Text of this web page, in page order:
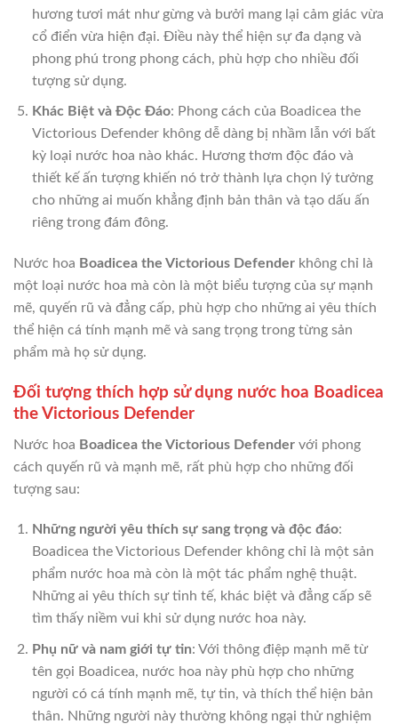
hương tươi mát như gừng và bưởi mang lại cảm giác vừa
cổ điển vừa hiện đại. Điều này thể hiện sự đa dạng và
phong phú trong phong cách, phù hợp cho nhiều đối
tượng sử dụng.
Khác Biệt và Độc Đáo: Phong cách của Boadicea the
Victorious Defender không dễ dàng bị nhầm lẫn với bất
kỳ loại nước hoa nào khác. Hương thơm độc đáo và
thiết kế ấn tượng khiến nó trở thành lựa chọn lý tưởng
cho những ai muốn khẳng định bản thân và tạo dấu ấn
riêng trong đám đông.
Nước hoa Boadicea the Victorious Defender không chỉ là
một loại nước hoa mà còn là một biểu tượng của sự mạnh
mẽ, quyến rũ và đẳng cấp, phù hợp cho những ai yêu thích
thể hiện cá tính mạnh mẽ và sang trọng trong từng sản
phẩm mà họ sử dụng.
Đối tượng thích hợp sử dụng nước hoa Boadicea
the Victorious Defender
Nước hoa Boadicea the Victorious Defender với phong
cách quyến rũ và mạnh mẽ, rất phù hợp cho những đối
tượng sau:
Những người yêu thích sự sang trọng và độc đáo:
Boadicea the Victorious Defender không chỉ là một sản
phẩm nước hoa mà còn là một tác phẩm nghệ thuật.
Những ai yêu thích sự tinh tế, khác biệt và đẳng cấp sẽ
tìm thấy niềm vui khi sử dụng nước hoa này.
Phụ nữ và nam giới tự tin: Với thông điệp mạnh mẽ từ
tên gọi Boadicea, nước hoa này phù hợp cho những
người có cá tính mạnh mẽ, tự tin, và thích thể hiện bản
thân. Những người này thường không ngại thử nghiệm